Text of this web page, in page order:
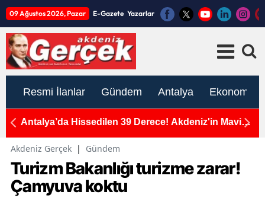
09 Ağustos 2026, Pazar E-Gazete Yazarlar
Resmi İlanlar Gündem Antalya Ekonomi
Antalya’da Hissedilen 39 Derece! Akdeniz'in Mavi
Akdeniz Gerçek | Gündem
Turizm Bakanlığı turizme zarar!
Çamyuva koktu